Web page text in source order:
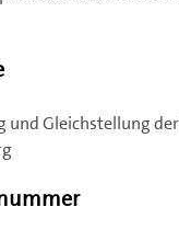
und Gleichstellung